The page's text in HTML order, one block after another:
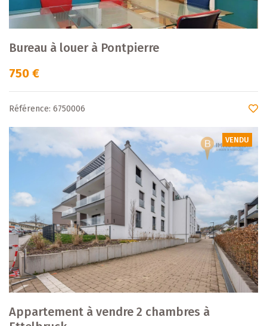
Bureau à louer à Pontpierre
750 €
Référence: 6750006
VENDU
Appartement à vendre 2 chambres à